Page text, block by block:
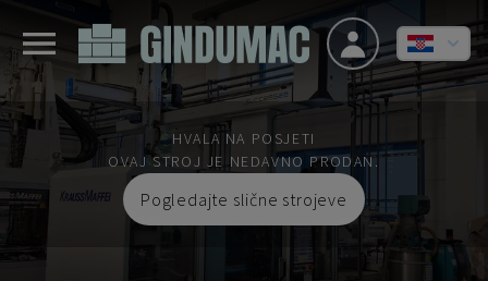
HVALA NA POSJETI
OVAJ STROJ JE NEDAVNO PRODAN.
Pogledajte slične strojeve